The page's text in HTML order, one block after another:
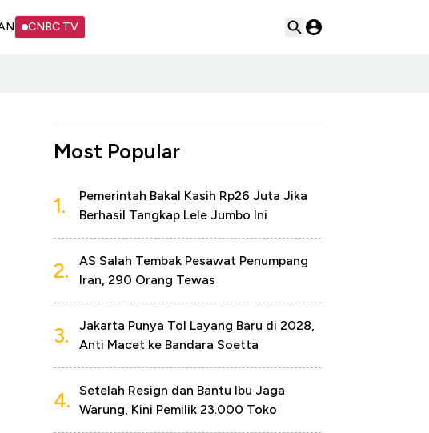
CNBC TV
Most Popular
1.
Pemerintah Bakal Kasih Rp26 Juta Jika
Berhasil Tangkap Lele Jumbo Ini
2.
AS Salah Tembak Pesawat Penumpang
Iran, 290 Orang Tewas
3.
Jakarta Punya Tol Layang Baru di 2028,
Anti Macet ke Bandara Soetta
4.
Setelah Resign dan Bantu Ibu Jaga
Warung, Kini Pemilik 23.000 Toko